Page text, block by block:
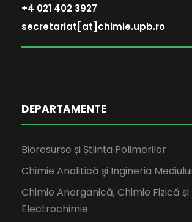
+4 021 402 3927
secretariat[at]chimie.upb.ro
DEPARTAMENTE
Bioresurse și Știința Polimerilor
Chimie Analitică și Ingineria Mediului
Chimie Anorganică, Chimie Fizică și
Electrochimie